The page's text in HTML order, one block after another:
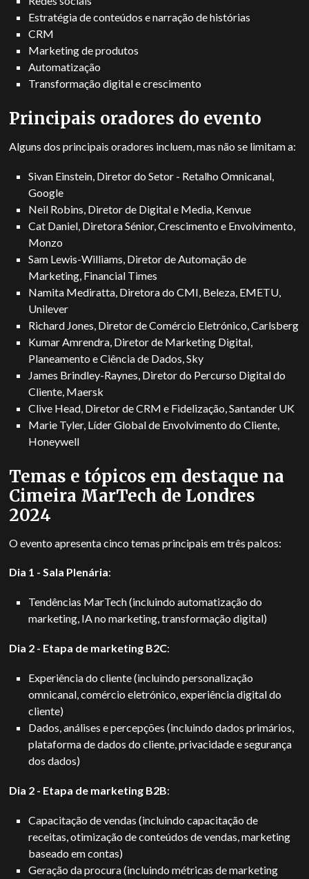
Estratégia de conteúdos e narração de histórias
CRM
Marketing de produtos
Automatização
Transformação digital e crescimento
Principais oradores do evento
Alguns dos principais oradores incluem, mas não se limitam a:
Sivan Einstein, Diretor do Setor - Retalho Omnicanal,
Google
Neil Robins, Diretor de Digital e Media, Kenvue
Cat Daniel, Diretora Sénior, Crescimento e Envolvimento,
Monzo
Sam Lewis-Williams, Diretor de Automação de
Marketing, Financial Times
Namita Mediratta, Diretora do CMI, Beleza, EMETU,
Unilever
Richard Jones, Diretor de Comércio Eletrónico, Carlsberg
Kumar Amrendra, Diretor de Marketing Digital,
Planeamento e Ciência de Dados, Sky
James Brindley-Raynes, Diretor do Percurso Digital do
Cliente, Maersk
Clive Head, Diretor de CRM e Fidelização, Santander UK
Marie Tyler, Líder Global de Envolvimento do Cliente,
Honeywell
Temas e tópicos em destaque na
Cimeira MarTech de Londres
2024
O evento apresenta cinco temas principais em três palcos:
Dia 1 - Sala Plenária:
Tendências MarTech (incluindo automatização do
marketing, IA no marketing, transformação digital)
Dia 2 - Etapa de marketing B2C:
Experiência do cliente (incluindo personalização
omnicanal, comércio eletrónico, experiência digital do
cliente)
Dados, análises e percepções (incluindo dados primários,
plataforma de dados do cliente, privacidade e segurança
dos dados)
Dia 2 - Etapa de marketing B2B:
Capacitação de vendas (incluindo capacitação de
receitas, otimização de conteúdos de vendas, marketing
baseado em contas)
Geração da procura (incluindo métricas de marketing